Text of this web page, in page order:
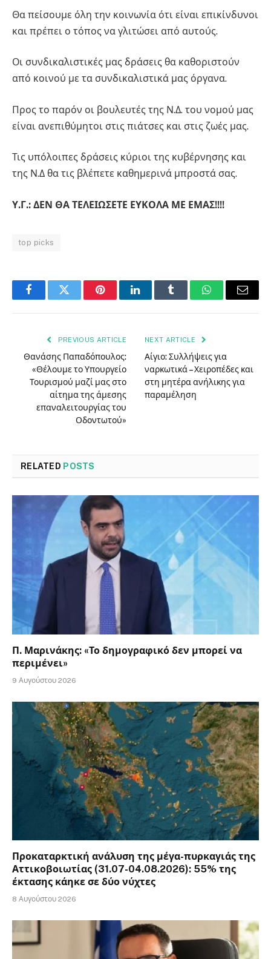
Θα πείσουμε όλη την κοινωνία ότι είναι επικίνδυνοι
και πρέπει ο τόπος να γλιτώσει από αυτούς.
Οι συνδικαλιστικές μας δράσεις θα καθοριστούν
από κοινού με τα συνδικαλιστικά μας όργανα.
Προς το παρόν οι βουλευτές της Ν.Δ. του νομού μας
είναι ανεπιθύμητοι στις πιάτσες και στις ζωές μας.
Τις υπόλοιπες δράσεις κύριοι της κυβέρνησης και
της Ν.Δ θα τις βλέπετε καθημερινά μπροστά σας.
Υ.Γ.: ΔΕΝ ΘΑ ΤΕΛΕΙΩΣΕΤΕ ΕΥΚΟΛΑ ΜΕ ΕΜΑΣ!!!!
top picks
FacebookTwitter PinterestLinkedInTumblr WhatsAppEmail
PREVIOUS ARTICLE
Θανάσης Παπαδόπουλος:
«Θέλουμε το Υπουργείο
Τουρισμού μαζί μας στο
αίτημα της άμεσης
επαναλειτουργίας του
Οδοντωτού»
NEXT ARTICLE
Αίγιο: Συλλήψεις για
ναρκωτικά – Χειροπέδες και
στη μητέρα ανήλικης για
παραμέληση
RELATED POSTS
Π. Μαρινάκης: «Το δημογραφικό δεν μπορεί να
περιμένει»
9 Αυγούστου 2026
Προκαταρκτική ανάλυση της μέγα-πυρκαγιάς της
Αττικοβοιωτίας (31.07-04.08.2026): 55% της
έκτασης κάηκε σε δύο νύχτες
8 Αυγούστου 2026